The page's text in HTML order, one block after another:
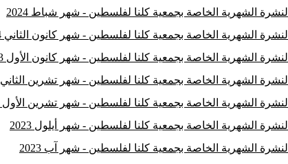
النشرة الشهرية الخاصة بجمعية كلنا لفلسطين - شهر شباط 2024
النشرة الشهرية الخاصة بجمعية كلنا لفلسطين - شهر كانون الثاني 2024
النشرة الشهرية الخاصة بجمعية كلنا لفلسطين - شهر كانون الأول 2023
النشرة الشهرية الخاصة بجمعية كلنا لفلسطين - شهر تشرين الثاني 2023
النشرة الشهرية الخاصة بجمعية كلنا لفلسطين - شهر تشرين الأول 2023
النشرة الشهرية الخاصة بجمعية كلنا لفلسطين - شهر أيلول 2023
النشرة الشهرية الخاصة بجمعية كلنا لفلسطين - شهر آب 2023